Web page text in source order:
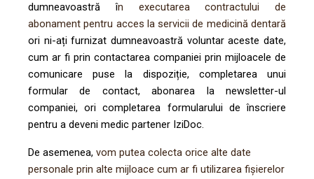
dumneavoastră în executarea contractului de
abonament pentru acces la servicii de medicină dentară
ori ni-ați furnizat dumneavoastră voluntar aceste date,
cum ar fi prin contactarea companiei prin mijloacele de
comunicare puse la dispoziție, completarea unui
formular de contact, abonarea la newsletter-ul
companiei, ori completarea formularului de înscriere
pentru a deveni medic partener IziDoc.
De asemenea, vom putea colecta orice alte date
personale prin alte mijloace cum ar fi utilizarea fișierelor